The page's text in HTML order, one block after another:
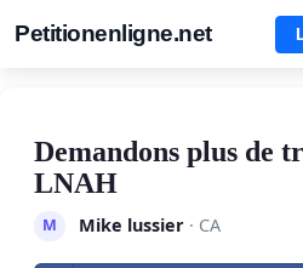
Petitionenligne.net
Demandons plus de
LNAH
M Mike lussier· CA